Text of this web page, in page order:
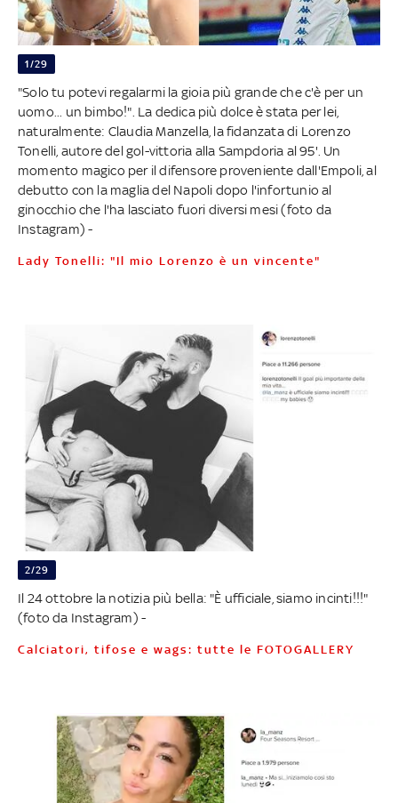
1/29
"Solo tu potevi regalarmi la gioia più grande che c'è per un
uomo... un bimbo!". La dedica più dolce è stata per lei,
naturalmente: Claudia Manzella, la fidanzata di Lorenzo
Tonelli, autore del gol-vittoria alla Sampdoria al 95'. Un
momento magico per il difensore proveniente dall'Empoli, al
debutto con la maglia del Napoli dopo l'infortunio al
ginocchio che l'ha lasciato fuori diversi mesi (foto da
Instagram) -
Lady Tonelli: "Il mio Lorenzo è un vincente"
2/29
Il 24 ottobre la notizia più bella: "È ufficiale, siamo incinti!!!"
(foto da Instagram) -
Calciatori, tifose e wags: tutte le FOTOGALLERY